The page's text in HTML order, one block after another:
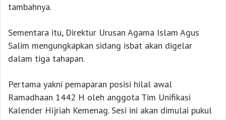
tambahnya.
Sementara itu, Direktur Urusan Agama Islam Agus
Salim mengungkapkan sidang isbat akan digelar
dalam tiga tahapan.
Pertama yakni pemaparan posisi hilal awal
Ramadhaan 1442 H oleh anggota Tim Unifikasi
Kalender Hijriah Kemenag. Sesi ini akan dimulai pukul